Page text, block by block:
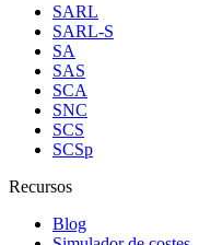
SARL
SARL-S
SA
SAS
SCA
SNC
SCS
SCSp
Recursos
Blog